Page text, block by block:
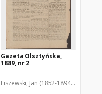
Gazeta Olsztyńska,
1889, nr 2
Liszewski, Jan (1852-1894). Red.